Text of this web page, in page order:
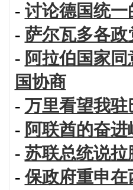
- 讨论德国统
- 萨尔瓦多各
- 阿拉伯国家
国协商
- 万里看望我
- 阿联酋的奋进
- 苏联总统说
-保政府重申